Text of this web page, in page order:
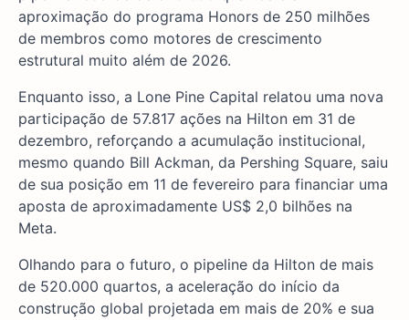
aproximação do programa Honors de 250 milhões
de membros como motores de crescimento
estrutural muito além de 2026.
Enquanto isso, a Lone Pine Capital relatou uma nova
participação de 57.817 ações na Hilton em 31 de
dezembro, reforçando a acumulação institucional,
mesmo quando Bill Ackman, da Pershing Square, saiu
de sua posição em 11 de fevereiro para financiar uma
aposta de aproximadamente US$ 2,0 bilhões na
Meta.
Olhando para o futuro, o pipeline da Hilton de mais
de 520.000 quartos, a aceleração do início da
construção global projetada em mais de 20% e sua